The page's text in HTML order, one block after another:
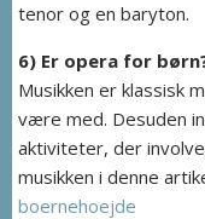
tenor og en baryton.
6) Er opera for
Musikken er klassisk
være med. Desuden
aktiviteter, der
musikken i denne
boernehoejde